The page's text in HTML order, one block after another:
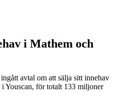
i Mathem och
avtal om att sälja sitt innehav
Youscan, för totalt 133 miljoner